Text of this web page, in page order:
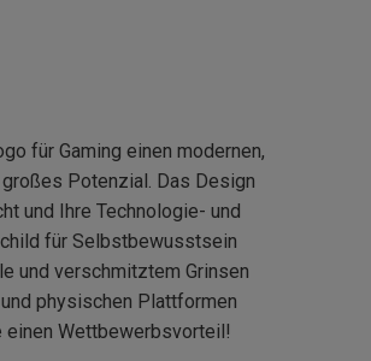
für Gaming einen modernen,
Potenzial. Das Design
und Ihre Technologie- und
für Selbstbewusstsein
und verschmitztem Grinsen
physischen Plattformen
einen Wettbewerbsvorteil!